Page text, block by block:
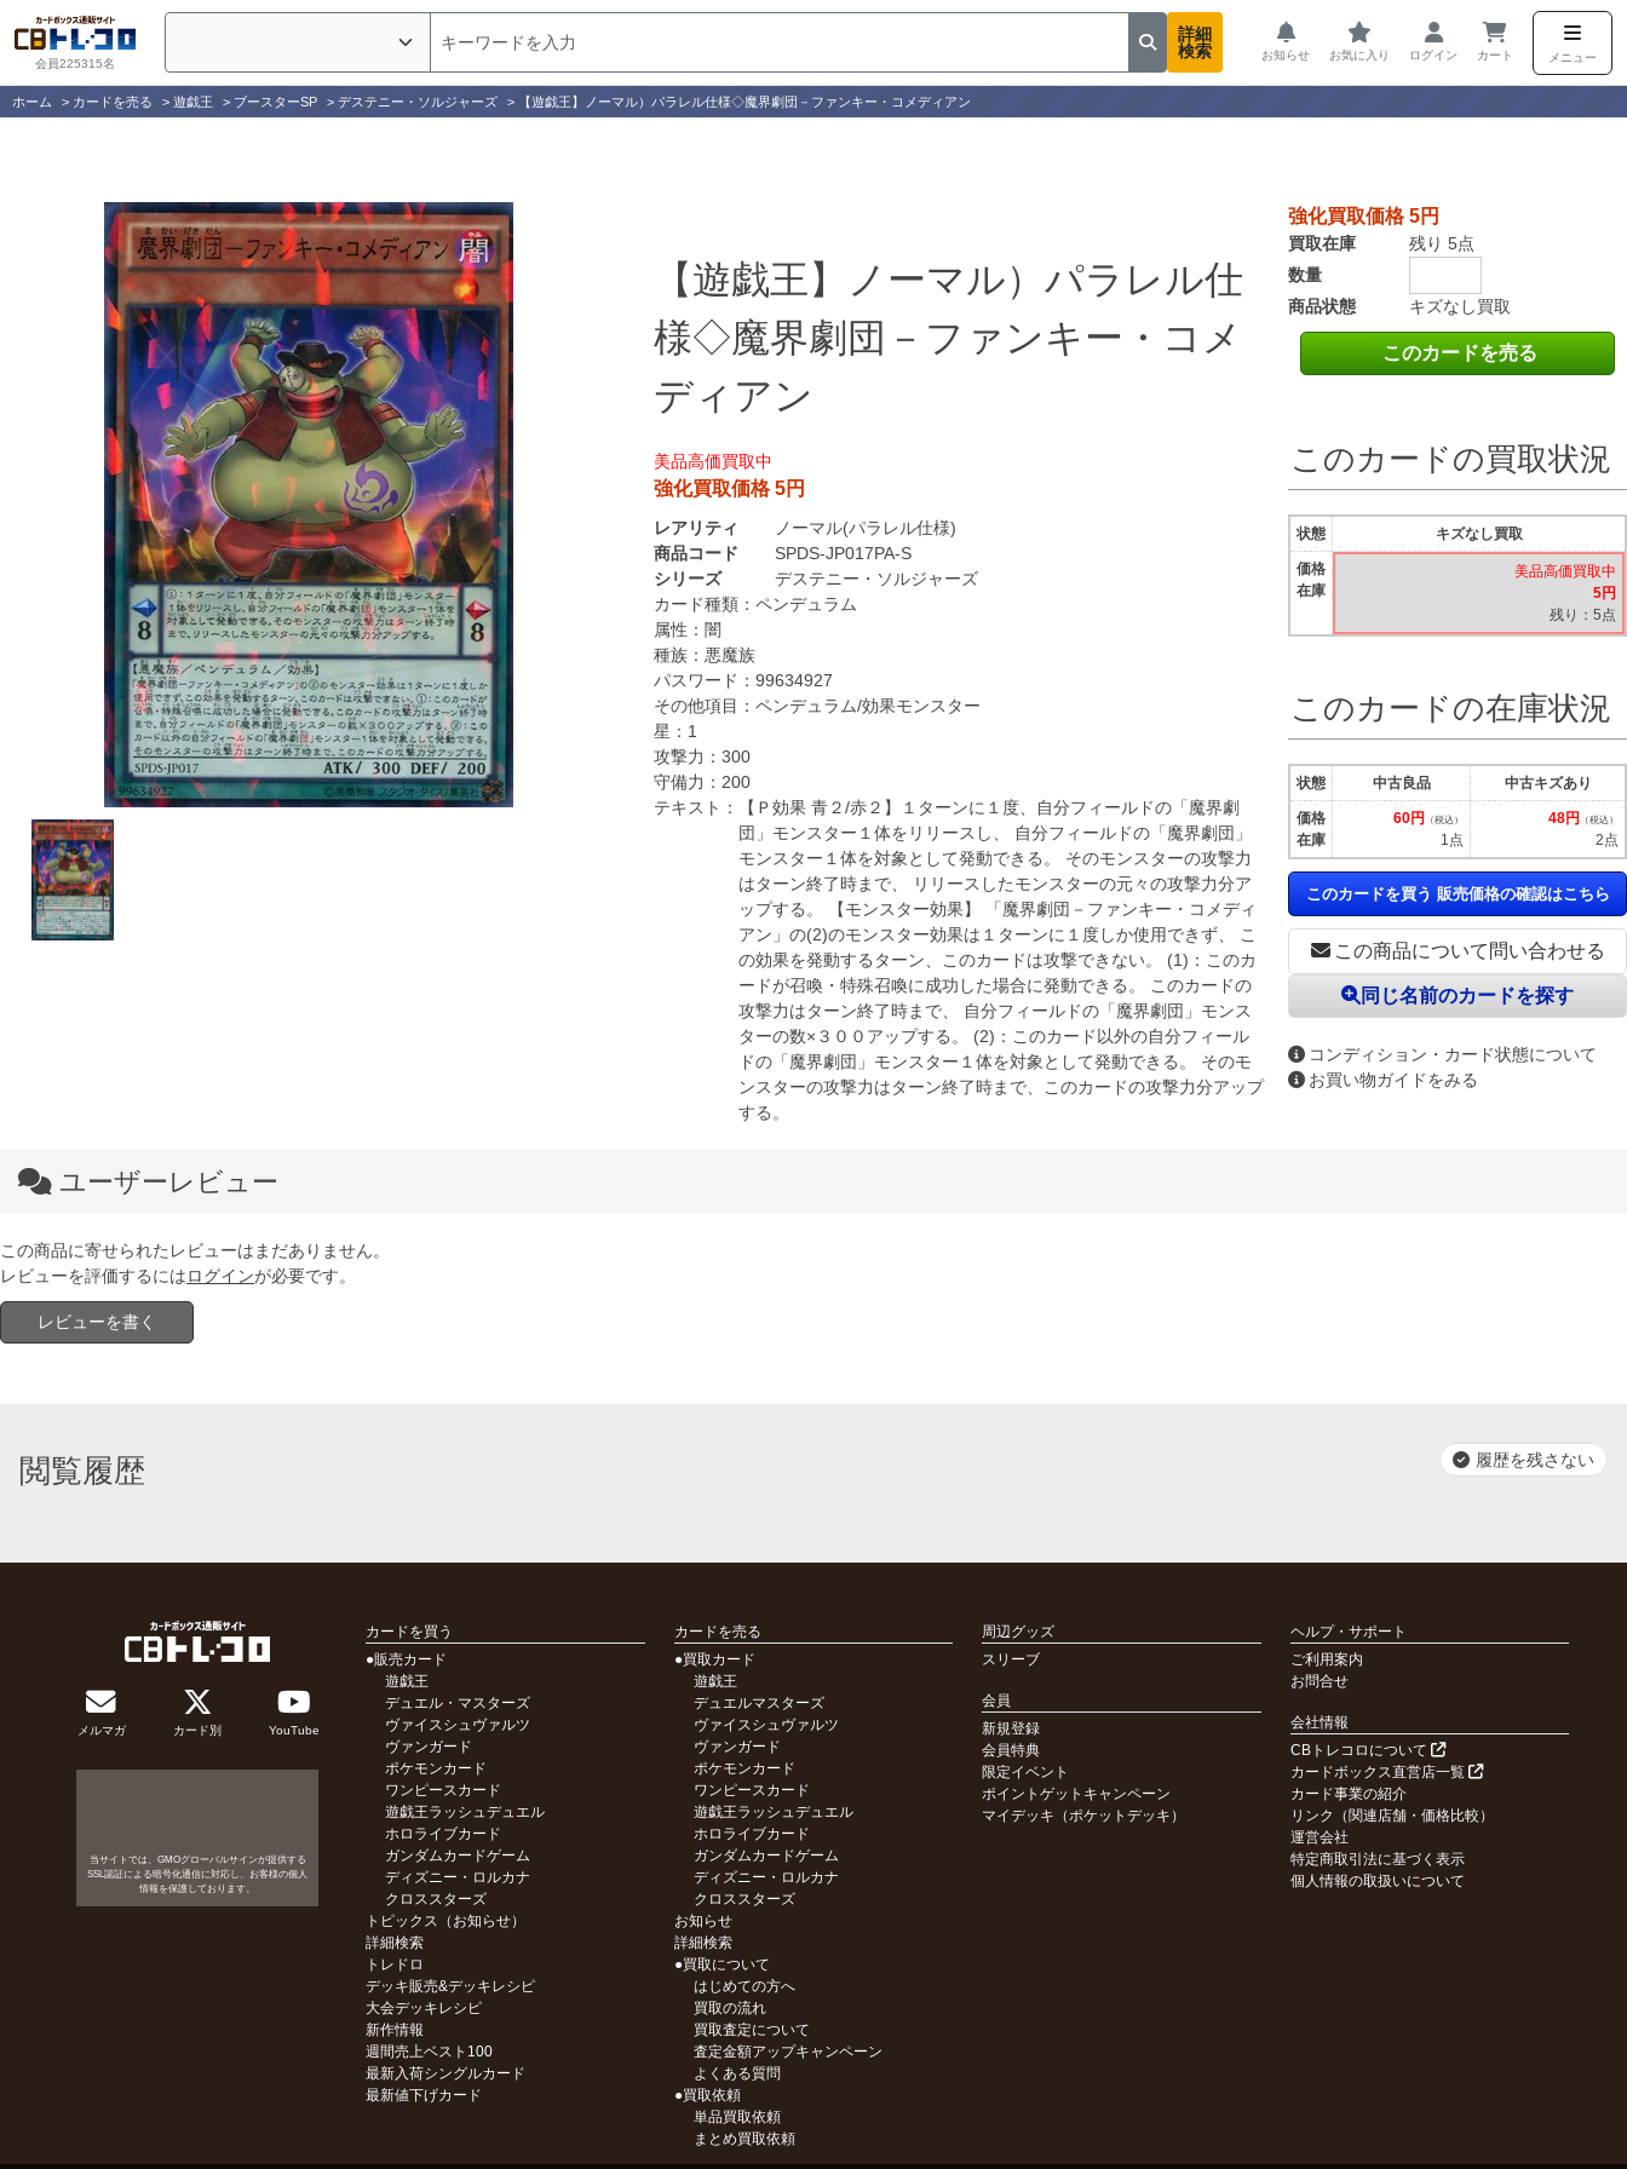
会員225315名
詳細
検索
お知らせ お気に入り ログイン カート メニュー
ホーム > カードを売る > 遊戯王 > ブースターSP > デステニー・ソルジャーズ > 【遊戯王】ノーマル）パラレル仕様◇魔界劇団－ファンキー・コメディアン
【遊戯王】ノーマル）パラレル仕
様◇魔界劇団－ファンキー・コメ
ディアン
美品高価買取中
強化買取価格 5円
レアリティ
ノーマル(パラレル仕様)
商品コード
SPDS-JP017PA-S
シリーズ
デステニー・ソルジャーズ
カード種類： ペンデュラム
属性： 闇
種族： 悪魔族
パスワード： 99634927
その他項目： ペンデュラム/効果モンスター
星： 1
攻撃力： 300
守備力： 200
テキスト：
【Ｐ効果 青２/赤２】１ターンに１度、自分フィールドの「魔界劇
団」モンスター１体をリリースし、 自分フィールドの「魔界劇団」
モンスター１体を対象として発動できる。 そのモンスターの攻撃力
はターン終了時まで、 リリースしたモンスターの元々の攻撃力分ア
ップする。 【モンスター効果】 「魔界劇団－ファンキー・コメディ
アン」の(2)のモンスター効果は１ターンに１度しか使用できず、 こ
の効果を発動するターン、このカードは攻撃できない。 (1)：このカ
ードが召喚・特殊召喚に成功した場合に発動できる。 このカードの
攻撃力はターン終了時まで、 自分フィールドの「魔界劇団」モンス
ターの数×３００アップする。 (2)：このカード以外の自分フィール
ドの「魔界劇団」モンスター１体を対象として発動できる。 そのモ
ンスターの攻撃力はターン終了時まで、このカードの攻撃力分アップ
する。
強化買取価格 5円
商品状態 キズなし買取
買取在庫
残り 5点
数量
このカードを売る
この商品について問い合わせる
同じ名前のカードを探す
コンディション・カード状態について
お買い物ガイドをみる
このカードの買取状況
状態
価格
在庫
キズなし買取
美品高価買取中
5円
残り：5点
このカードの在庫状況
状態
価格
在庫
中古良品
60円 （税込）
1点
中古キズあり
48円 （税込）
2点
このカードを買う 販売価格の確認はこちら
ユーザーレビュー
この商品に寄せられたレビューはまだありません。
レビューを評価するにはログインが必要です。
レビューを書く
閲覧履歴 履歴を残さない
メルマガ カード別 YouTube
当サイトでは、GMOグローバルサインが提供する
SSL認証による暗号化通信に対応し、お客様の個人
情報を保護しております。
カードを買う
●販売カード
遊戯王
デュエル・マスターズ
ヴァイスシュヴァルツ
ヴァンガード
ポケモンカード
ワンピースカード
遊戯王ラッシュデュエル
ホロライブカード
ガンダムカードゲーム
ディズニー・ロルカナ
クロススターズ
トピックス（お知らせ）
詳細検索
トレドロ
デッキ販売&デッキレシピ
大会デッキレシピ
新作情報
週間売上ベスト100
最新入荷シングルカード
最新値下げカード
カードを売る
●買取カード
遊戯王
デュエルマスターズ
ヴァイスシュヴァルツ
ヴァンガード
ポケモンカード
ワンピースカード
遊戯王ラッシュデュエル
ホロライブカード
ガンダムカードゲーム
ディズニー・ロルカナ
クロススターズ
お知らせ
詳細検索
●買取について
はじめての方へ
買取の流れ
買取査定について
査定金額アップキャンペーン
よくある質問
●買取依頼
単品買取依頼
まとめ買取依頼
周辺グッズ
スリーブ
会員
新規登録
会員特典
限定イベント
ポイントゲットキャンペーン
マイデッキ（ポケットデッキ）
ヘルプ・サポート
ご利用案内
お問合せ
会社情報
CBトレコロについて
カードボックス直営店一覧
カード事業の紹介
リンク（関連店舗・価格比較）
運営会社
特定商取引法に基づく表示
個人情報の取扱いについて